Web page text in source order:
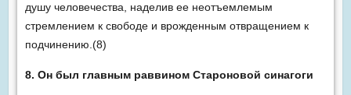
душу человечества, наделив ее неотъемлемым
стремлением к свободе и врожденным отвращением к
подчинению.(8)
8. Он был главным раввином Староновой синагоги